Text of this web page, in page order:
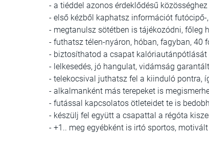
- a tiéddel azonos érdeklődésű
- első kézből kaphatsz információt
- megtanulsz sötétben is tájékozódni, főleg
- futhatsz télen-nyáron, hóban, fagyban, 40
- biztosíthatod a csapat
- lelkesedés, jó hangulat, vidámság
- telekocsival juthatsz fel a kiinduló pontra,
- alkalmanként más terepeket is
- futással kapcsolatos ötleteidet te is
- készülj fel együtt a csapattal a régóta
- +1.. meg egyébként is irtó sportos,